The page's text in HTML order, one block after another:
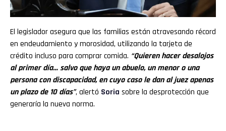
El legislador asegura que las familias están atravesando récord
en endeudamiento y morosidad, utilizando la tarjeta de
crédito incluso para comprar comida. “Quieren hacer desalojos
al primer día… salvo que haya un abuelo, un menor o una
persona con discapacidad, en cuyo caso le dan al juez apenas
un plazo de 10 días”, alertó Soria sobre la desprotección que
generaría la nueva norma.